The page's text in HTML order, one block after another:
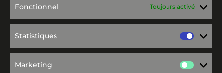
Fonctionnel Toujours activé
Statistiques
Marketing
Venir en bus : n°18 : Pont de Tournai ou
n°52 : Frères Lumières